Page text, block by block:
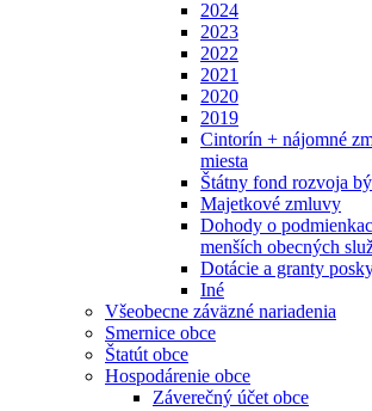
2024
2023
2022
2021
2020
2019
Cintorín + nájomné
miesta
Štátny fond rozvoja
Majetkové zmluvy
Dohody o
menších obecných
Dotácie a granty
Iné
Všeobecne záväzné nariadenia
Smernice obce
Štatút obce
Hospodárenie obce
Záverečný účet obce